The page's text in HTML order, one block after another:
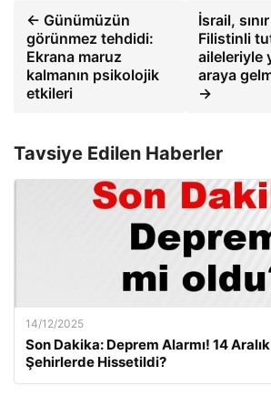
← Günümüzün
görünmez tehdidi:
Ekrana maruz
kalmanın psikolojik
etkileri
İsrail,
Filistinli
aileleriyle
araya
→
Tavsiye Edilen Haberler
14/12/2025
Son Dakika: Deprem Alarmı! 14
Şehirlerde Hissetildi?